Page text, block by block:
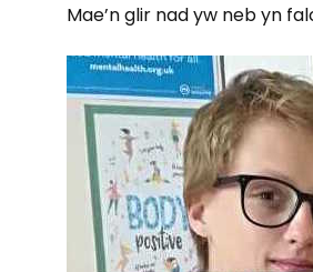
Mae’n glir nad yw neb yn